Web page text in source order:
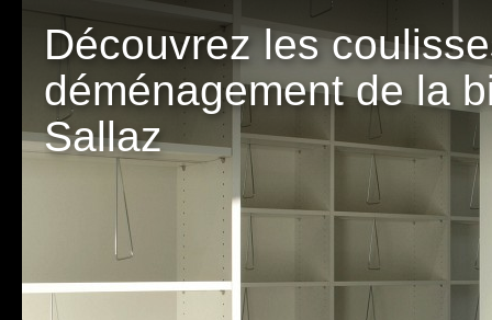
Découvrez les
déménagement de la
Sallaz